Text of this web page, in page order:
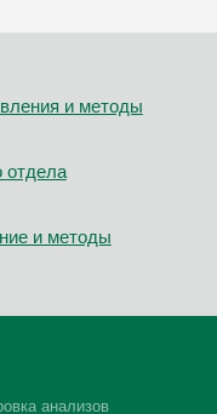
и методы
отдела
и методы
анализов